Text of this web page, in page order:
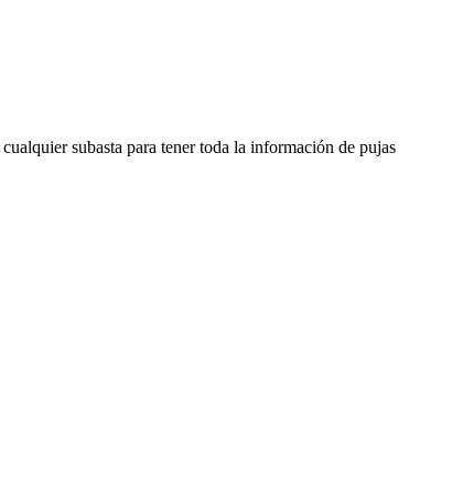
subasta para tener toda la información de pujas